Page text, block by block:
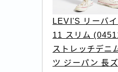
LEVI'S リーバ
11 スリム
ストレッチデニ
ツ ジーパン 長